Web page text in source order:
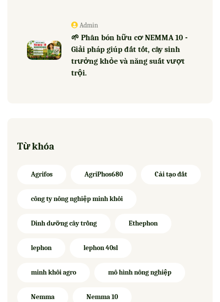
Admin
🌱 Phân bón hữu cơ NEMMA 10 -
Giải pháp giúp đất tốt, cây sinh
trưởng khỏe và năng suất vượt
trội.
Từ khóa
Agrifos AgriPhos680 Cải tạo đất
công ty nông nghiệp minh khôi
Dinh dưỡng cây trồng Ethephon
lephon lephon 40sl
minh khôi agro mô hình nông nghiệp
Nemma Nemma 10